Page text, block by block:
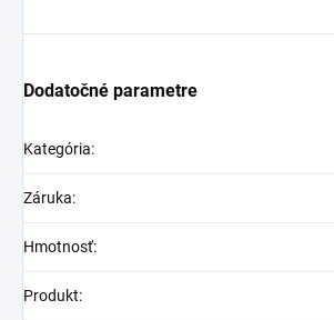
Dodatočné parametre
Kategória:
Záruka:
Hmotnosť:
Produkt: